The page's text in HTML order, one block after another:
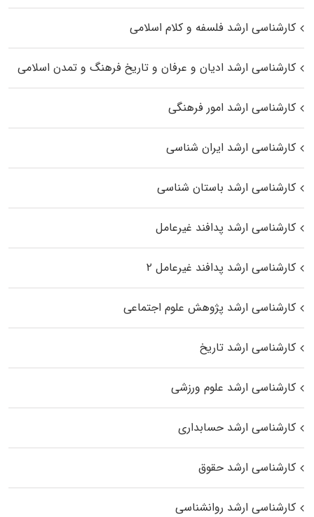
کارشناسی ارشد فلسفه و کلام اسلامی
کارشناسی ارشد ادیان و عرفان و تاریخ فرهنگ و تمدن اسلامی
کارشناسی ارشد امور فرهنگی
کارشناسی ارشد ایران شناسی
کارشناسی ارشد باستان شناسی
کارشناسی ارشد پدافند غیرعامل
کارشناسی ارشد پدافند غیرعامل ۲
کارشناسی ارشد پژوهش علوم اجتماعی
کارشناسی ارشد تاریخ
کارشناسی ارشد علوم ورزشی
کارشناسی ارشد حسابداری
کارشناسی ارشد حقوق
کارشناسی ارشد روانشناسی